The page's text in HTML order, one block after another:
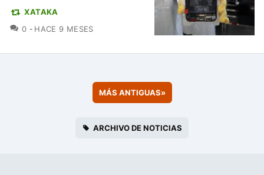
XATAKA
0 COMENTARIOS
HACE 9 MESES
MÁS ANTIGUAS»
ARCHIVO DE NOTICIAS